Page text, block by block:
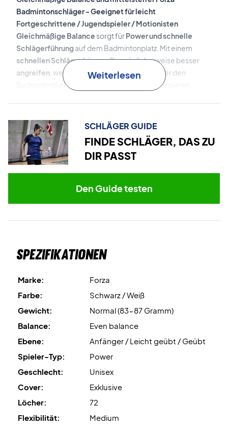
Badmintonschläger - Geeignet für leicht
Fortgeschrittene / Jugendspieler / Motionisten
Gleichmäßige Balance sorgt fürPower und schnelle
Schlägerführungauf dem Badmintonplatz. Mit einem
schnellen Schlägerkönnen Sie möglicherweise besser
angreifen , wenn Sie nahe am Netz spielen oder den
Badmintonball nahe am Körper des Gegners spielen.
in der Defensive
beim Schmettern von der Grundlinie.
Ein mittelsteifer Badmintonschläger gibt Ihnen sowohl
Kraftals auchKontrolle. Das ist eine gute Kombination,
normalen Kategorie, aber bewegt sich in Richtung der
Badmintonschläger in schönem und einfachem Design -
Forza Ultra Power 300
schönen und einfachen Design daher. Die Farben dieses
Forza Ultra Power 300 passen perfekt zusammen. Kaufen
Sie es exklusiv hier zu einem günstigen Preis!
Weiterlesen
SCHLÄGER GUIDE
FINDE SCHLÄGER, DAS ZU
DIR PASST
Den Guide testen
Spezifikationen
Marke:
Forza
Farbe:
Schwarz / Weiß
Gewicht:
Normal (83-87 Gramm)
Balance:
Even balance
Ebene:
Anfänger / Leicht geübt / Geübt
Spieler-Typ:
Power
Geschlecht:
Unisex
Cover:
Exklusive
Löcher:
72
Flexibilität:
Medium